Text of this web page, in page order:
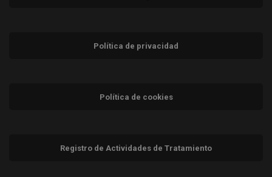
Política de privacidad
Política de cookies
Registro de Actividades de Tratamiento